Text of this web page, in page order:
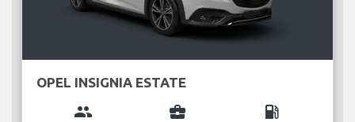
OPEL INSIGNIA ESTATE
group business_center local_gas_station